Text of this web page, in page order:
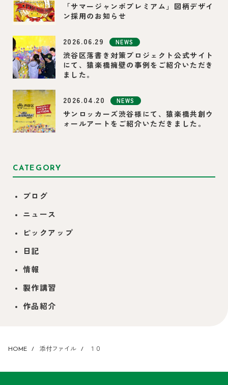
「サマージャンボプレミアム」図柄デザイ
ン採用のお知らせ
2026.06.29 NEWS
渋谷区落書き対策プロジェクト公式サイト
にて、猿楽橋擁壁の事例をご紹介いただき
ました。
2026.04.20 NEWS
サンロッカーズ渋谷様にて、猿楽橋共創ウ
ォールアートをご紹介いただきました。
CATEGORY
ブログ
ニュース
ピックアップ
日記
情報
製作講習
作品紹介
HOME 添付ファイル １０